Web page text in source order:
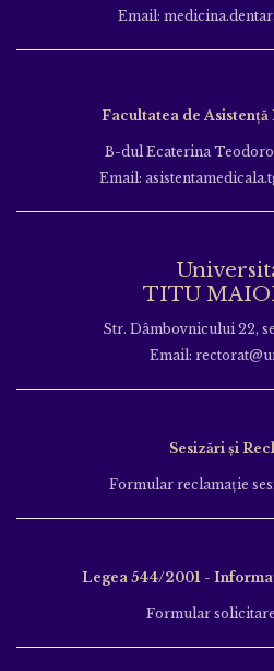
Email:
Facultatea de Asistență
B-dul Ecaterina
Email:
TITU
Str. Dâmbovnicului 22,
Email:
Sesizări și
Formular reclamație
Legea 544/2001 -
Formular